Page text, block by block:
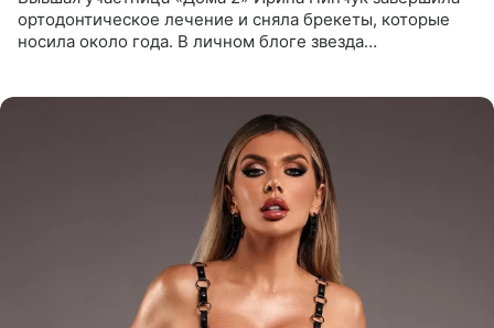
ортодонтическое лечение и сняла брекеты, которые
носила около года. В личном блоге звезда